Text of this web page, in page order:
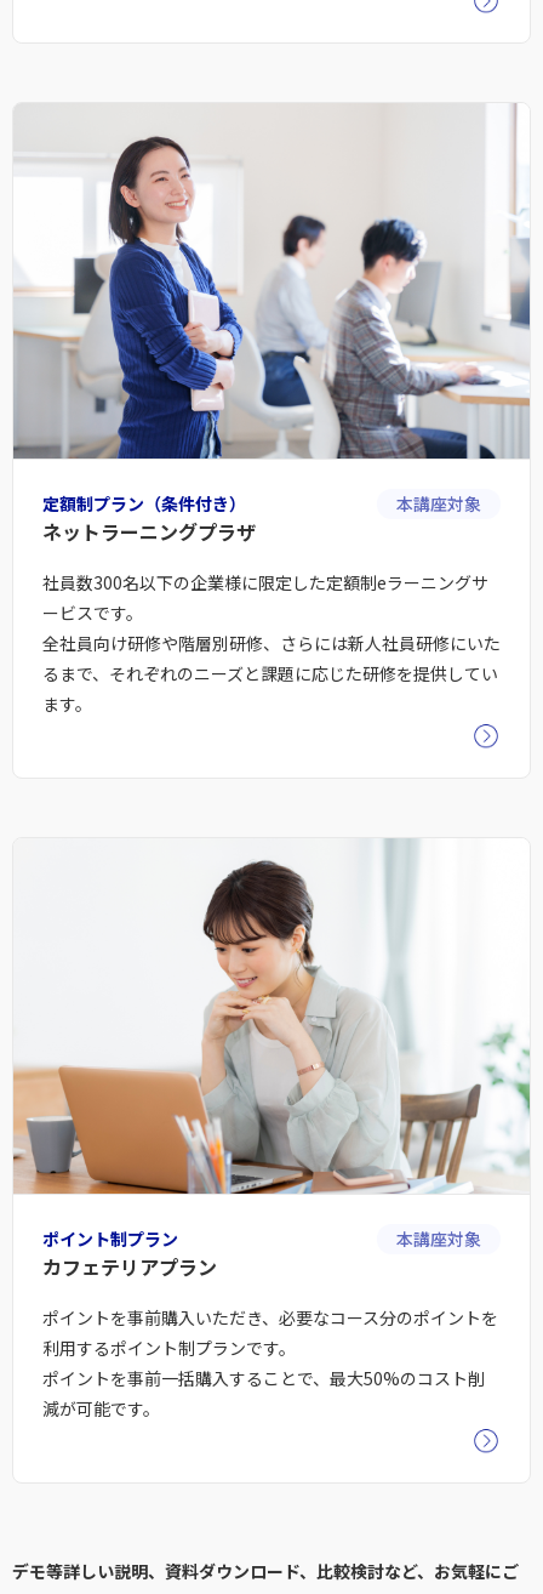
定額制プラン（条件付き）
ネットラーニングプラザ
本講座対象
社員数300名以下の企業様に限定した定額制eラーニングサ
ービスです。
全社員向け研修や階層別研修、さらには新人社員研修にいた
るまで、それぞれのニーズと課題に応じた研修を提供してい
ます。
ポイント制プラン
カフェテリアプラン
本講座対象
ポイントを事前購入いただき、必要なコース分のポイントを
利用するポイント制プランです。
ポイントを事前一括購入することで、最大50%のコスト削
減が可能です。
デモ等詳しい説明、資料ダウンロード、比較検討など、お気軽にご